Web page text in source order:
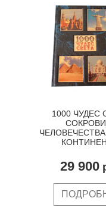
1000 ЧУДЕС
29 900